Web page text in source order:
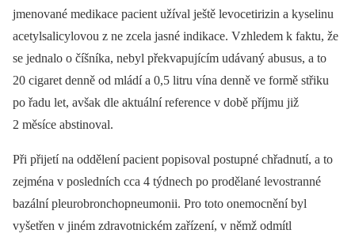
jmenované medikace pacient užíval ještě levocetirizin a kyselinu
acetylsalicylovou z ne zcela jasné indikace. Vzhledem k faktu, že
se jednalo o číšníka, nebyl překvapujícím udávaný abusus, a to
20 cigaret denně od mládí a 0,5 litru vína denně ve formě střiku
po řadu let, avšak dle aktuální reference v době příjmu již
2 měsíce abstinoval.
Při přijetí na oddělení pacient popisoval postupné chřadnutí, a to
zejména v posledních cca 4 týdnech po prodělané levostranné
bazální pleurobronchopneumonii. Pro toto onemocnění byl
vyšetřen v jiném zdravotnickém zařízení, v němž odmítl